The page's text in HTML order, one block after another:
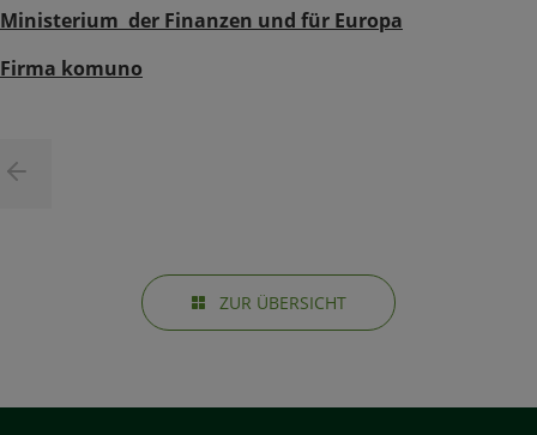
Ministerium der Finanzen und für Europa
Firma komuno
ZUR ÜBERSICHT